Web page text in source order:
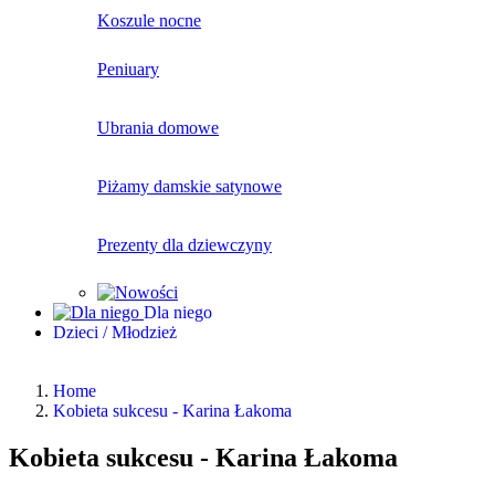
Koszule nocne
Peniuary
Ubrania domowe
Piżamy damskie satynowe
Prezenty dla dziewczyny
Dla niego
Dzieci / Młodzież
Home
Kobieta sukcesu - Karina Łakoma
Kobieta sukcesu - Karina Łakoma